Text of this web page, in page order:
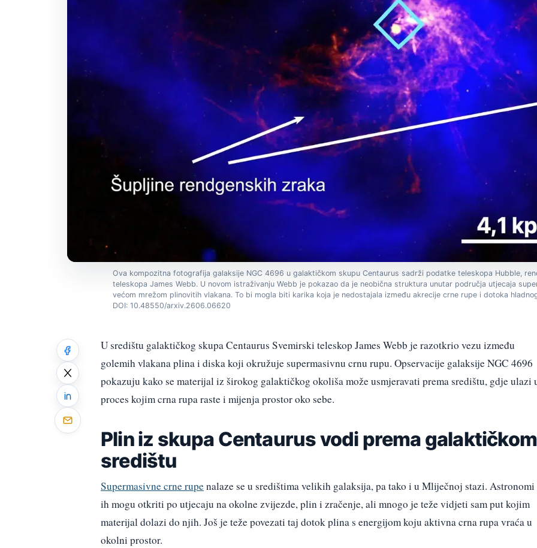
Ova kompozitna fotografija galaksije NGC 4696 u galaktičkom skupu Centaurus sadrži podatke teleskopa Hubble,
teleskopa James Webb. U novom istraživanju Webb je pokazao da je neobična struktura unutar područja utjecaja
većom mrežom plinovitih vlakana. To bi mogla biti karika koja je nedostajala između akrecije crne rupe i dotoka
DOI: 10.48550/arxiv.2606.06620
U središtu galaktičkog skupa Centaurus Svemirski teleskop James Webb je razotkrio vezu između
golemih vlakana plina i diska koji okružuje supermasivnu crnu rupu. Opservacije galaksije NGC 4696
pokazuju kako se materijal iz širokog galaktičkog okoliša može usmjeravati prema središtu, gdje ulazi
proces kojim crna rupa raste i mijenja prostor oko sebe.
Plin iz skupa Centaurus vodi prema galaktičkom
središtu
Supermasivne crne rupenalaze se u središtima velikih galaksija, pa tako i u Mliječnoj stazi. Astronomi
ih mogu otkriti po utjecaju na okolne zvijezde, plin i zračenje, ali mnogo je teže vidjeti sam put kojim
materijal dolazi do njih. Još je teže povezati taj dotok plina s energijom koju aktivna crna rupa vraća u
okolni prostor.